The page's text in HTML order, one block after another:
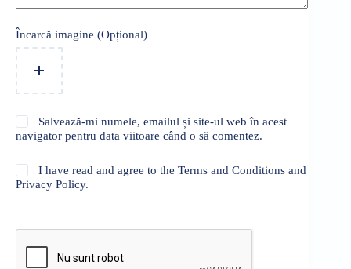
Încarcă imagine (Opțional)
Salvează-mi numele, emailul și site-ul web în acest
navigator pentru data viitoare când o să comentez.
I have read and agree to the Terms and Conditions and
Privacy Policy.